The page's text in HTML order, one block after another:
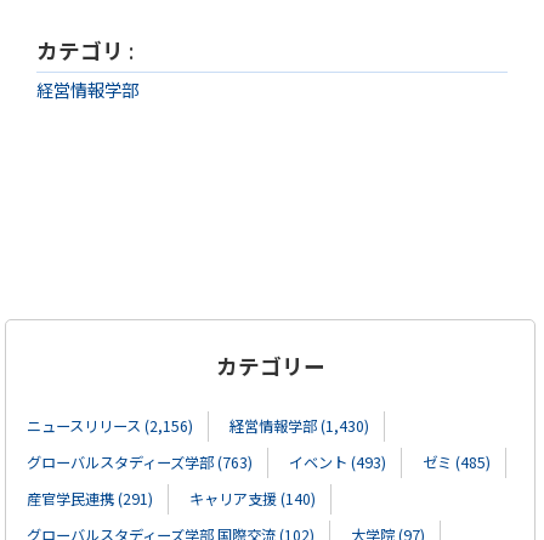
カテゴリ :
経営情報学部
カテゴリー
ニュースリリース (2,156)
経営情報学部 (1,430)
グローバルスタディーズ学部 (763)
イベント (493)
ゼミ (485)
産官学民連携 (291)
キャリア支援 (140)
グローバルスタディーズ学部 国際交流 (102)
大学院 (97)